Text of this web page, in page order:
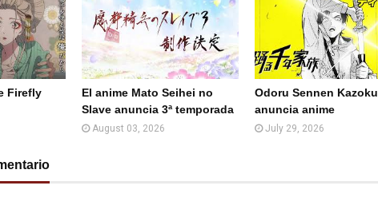
What
sApp
Email
Firefly
El anime Mato Seihei no
Slave anuncia 3ª temporada
August 03, 2026
Odoru Sennen Kazoku
anuncia anime
July 29, 2026